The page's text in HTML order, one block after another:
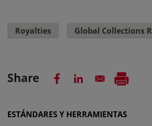
Royalties Global Collections
Share
ESTÁNDARES Y HERRAMIENTAS